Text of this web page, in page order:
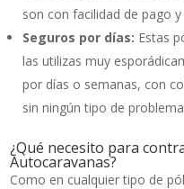
son con facilidad de pago
Seguros por días: Estas
las utilizas muy
por días o semanas, con
sin ningún tipo de
¿Qué necesito para
Autocaravanas?
Como en cualquier tipo de